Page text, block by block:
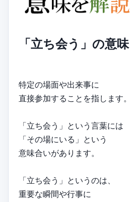
「立ち会う」の意味
特定の場面や出来事に
直接参加することを指します。
「立ち会う」という言葉には
「その場にいる」という
意味合いがあります。
「立ち会う」というのは、
重要な瞬間や行事に